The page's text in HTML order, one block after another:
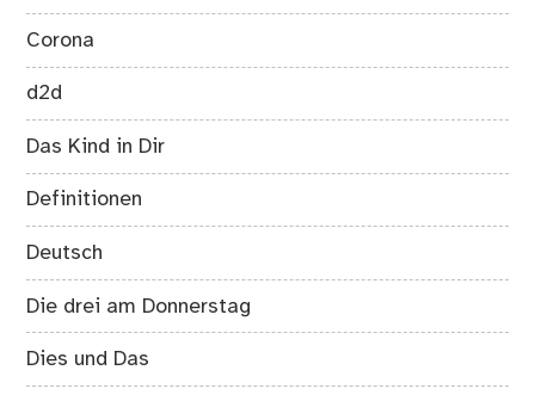
Corona
d2d
Das Kind in Dir
Definitionen
Deutsch
Die drei am Donnerstag
Dies und Das